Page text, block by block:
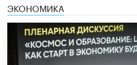
ЭКОНОМИКА